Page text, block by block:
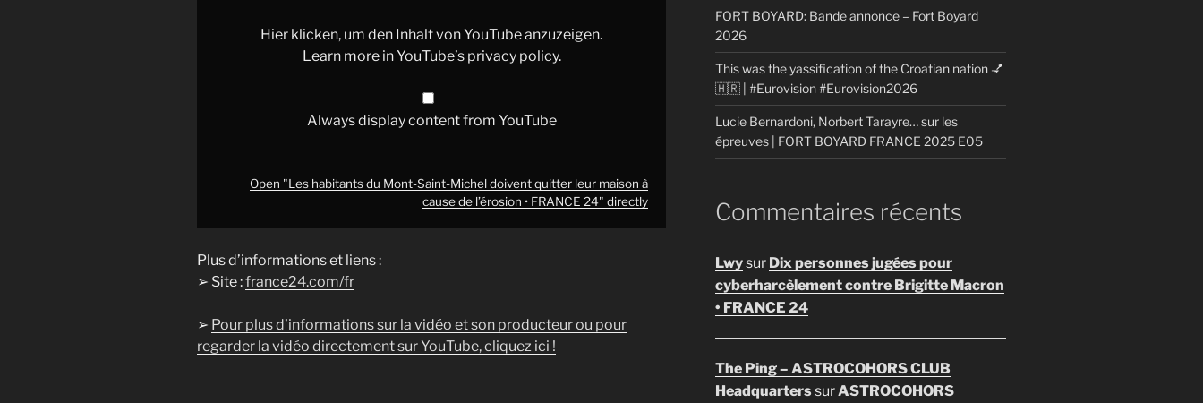
de
•
FRANCE
from
YouTube
Hier klicken, um den Inhalt von YouTube anzuzeigen.
Learn more inYouTube’s privacy policy.
Always display content from YouTube
Open "Les habitants du Mont-Saint-Michel doivent quitter leur maison à
cause de l’érosion • FRANCE 24" directly
Plus d’informations et liens :
➢ Site :france24.com/fr
➢ Pour plus d’informations sur la vidéo et son producteur ou pour
regarder la vidéo directement sur YouTube, cliquez ici !
FORT BOYARD: Bande annonce – Fort Boyard
2026
This was the yassification of the Croatian nation 💅
🇭🇷 | #Eurovision #Eurovision2026
Lucie Bernardoni, Norbert Tarayre… sur les
épreuves | FORT BOYARD FRANCE 2025 E05
Commentaires récents
Lwysur Dix personnes jugées pour
cyberharcèlement contre Brigitte Macron
• FRANCE 24
The Ping – ASTROCOHORS CLUB
HeadquarterssurASTROCOHORS